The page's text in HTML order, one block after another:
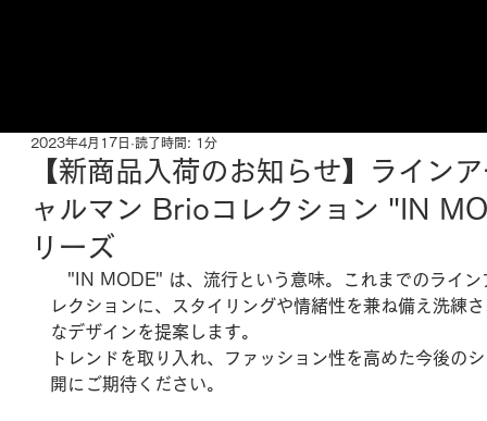
【新商品入荷のお知らせ】ライン
ャルマン Brioコレクション "IN
リーズ
2023年4月17日 読了時間: 1分
"IN MODE" は、流行という意味。これまでのライン
レクションに、スタイリングや情緒性を兼ね備え洗練
なデザインを提案します。
トレンドを取り入れ、ファッション性を高めた今後の
開にご期待ください。